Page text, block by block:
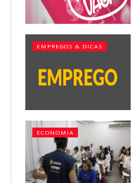
EMPREGOS & DICAS
ECONOMIA